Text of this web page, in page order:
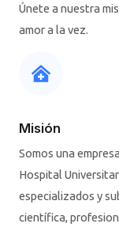
Únete a nuestra
amor a la vez.
Misión
Somos una
Hospital
especializados y
científica,